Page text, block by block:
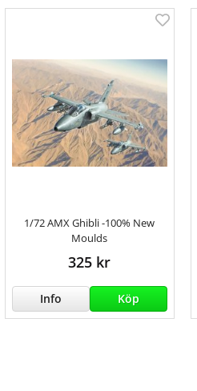
1/72 AMX Ghibli -100% New
Moulds
325 kr
Info Köp